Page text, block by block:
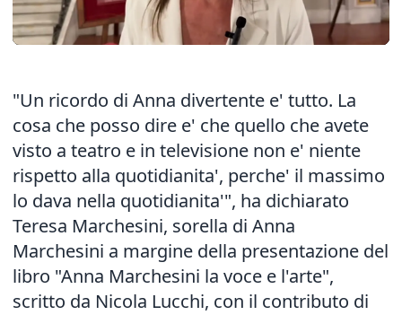
"Un ricordo di Anna divertente e' tutto. La
cosa che posso dire e' che quello che avete
visto a teatro e in televisione non e' niente
rispetto alla quotidianita', perche' il massimo
lo dava nella quotidianita'", ha dichiarato
Teresa Marchesini, sorella di Anna
Marchesini a margine della presentazione del
libro "Anna Marchesini la voce e l'arte",
scritto da Nicola Lucchi, con il contributo di